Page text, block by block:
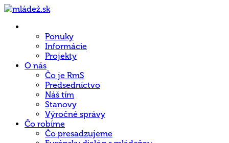
stránkaPonuky
Informácie
Projekty
O nás
Čo je RmS
Predsedníctvo
Náš tím
Stanovy
Výročné správy
Čo robíme
Čo presadzujeme